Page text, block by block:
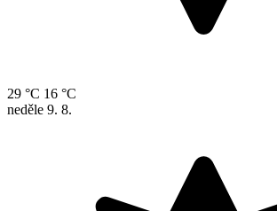
29 °C 16 °C
neděle 9. 8.